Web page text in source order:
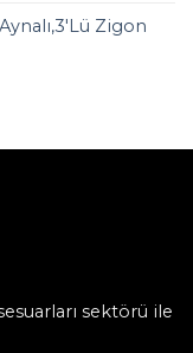
Zigon
sektörü ile